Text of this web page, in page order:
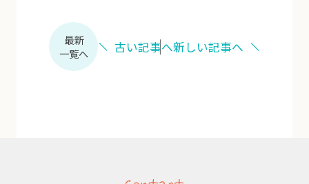
最新
一覧へ
古い記事へ新しい記事へ